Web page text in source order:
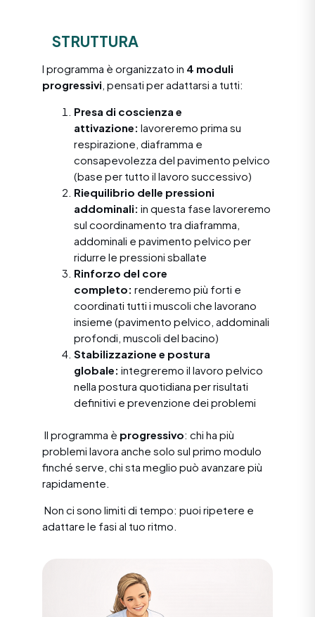
STRUTTURA
l programma è organizzato in 4 moduli
progressivi , pensati per adattarsi a tutti:
Presa di coscienza e
attivazione: lavoreremo prima su
respirazione, diaframma e
consapevolezza del pavimento pelvico
(base per tutto il lavoro successivo)
Riequilibrio delle pressioni
addominali: in questa fase lavoreremo
sul coordinamento tra diaframma,
addominali e pavimento pelvico per
ridurre le pressioni sballate
Rinforzo del core
completo: renderemo più forti e
coordinati tutti i muscoli che lavorano
insieme (pavimento pelvico, addominali
profondi, muscoli del bacino)
Stabilizzazione e postura
globale: integreremo il lavoro pelvico
nella postura quotidiana per risultati
definitivi e prevenzione dei problemi
Il programma è progressivo: chi ha più
problemi lavora anche solo sul primo modulo
finché serve, chi sta meglio può avanzare più
rapidamente.
Non ci sono limiti di tempo: puoi ripetere e
adattare le fasi al tuo ritmo.